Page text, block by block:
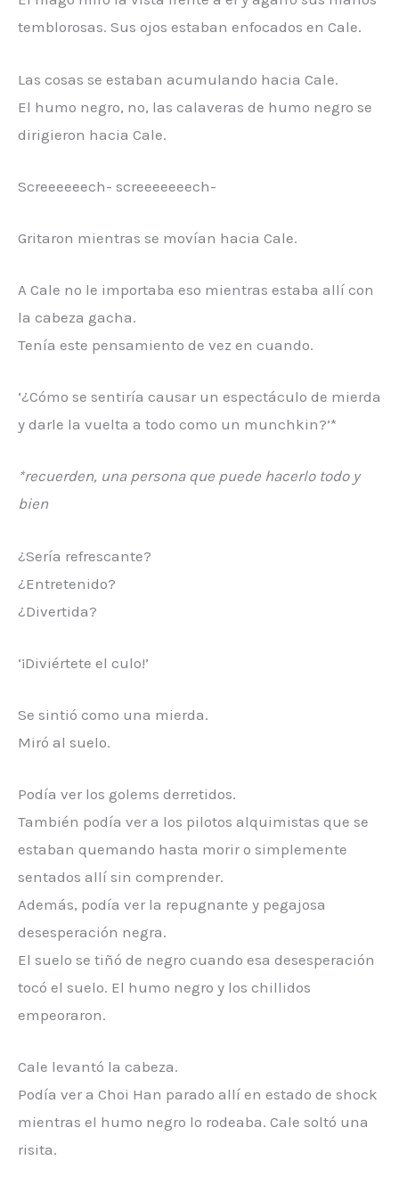
temblorosas. Sus ojos estaban enfocados en Cale.
Las cosas se estaban acumulando hacia Cale.
El humo negro, no, las calaveras de humo negro se
dirigieron hacia Cale.
Screeeeeech- screeeeeeech-
Gritaron mientras se movían hacia Cale.
A Cale no le importaba eso mientras estaba allí con
la cabeza gacha.
Tenía este pensamiento de vez en cuando.
‘¿Cómo se sentiría causar un espectáculo de mierda
y darle la vuelta a todo como un munchkin?’*
*recuerden, una persona que puede hacerlo todo y
bien
¿Sería refrescante?
¿Entretenido?
¿Divertida?
‘¡Diviértete el culo!’
Se sintió como una mierda.
Miró al suelo.
Podía ver los golems derretidos.
También podía ver a los pilotos alquimistas que se
estaban quemando hasta morir o simplemente
sentados allí sin comprender.
Además, podía ver la repugnante y pegajosa
desesperación negra.
El suelo se tiñó de negro cuando esa desesperación
tocó el suelo. El humo negro y los chillidos
empeoraron.
Cale levantó la cabeza.
Podía ver a Choi Han parado allí en estado de shock
mientras el humo negro lo rodeaba. Cale soltó una
risita.